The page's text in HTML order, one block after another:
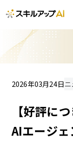
2026年03月24日ニ
【好評に
AIエージ